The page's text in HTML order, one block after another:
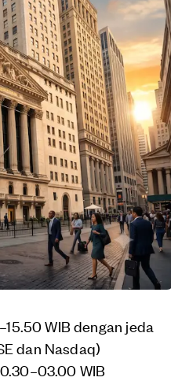
WIB dengan jeda
dan Nasdaq)
WIB